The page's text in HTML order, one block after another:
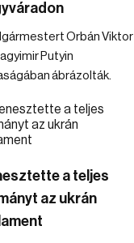
Orbán Viktor
Putyin
ábrázolták.
a teljes
az ukrán